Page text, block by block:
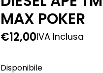
MAX POKER
€12,00IVA Inclusa
Disponibile